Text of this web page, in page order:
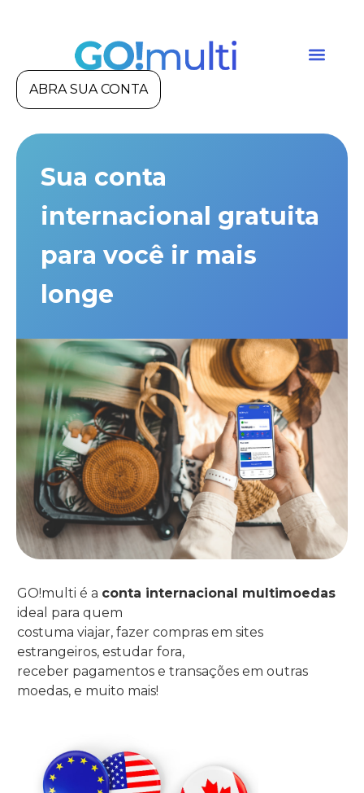
ABRA SUA CONTA
Sua conta
internacional gratuita
para você ir mais
longe
GO!multi é a conta internacional multimoedas
ideal para quem
costuma viajar, fazer compras em sites
estrangeiros, estudar fora,
receber pagamentos e transações em outras
moedas, e muito mais!